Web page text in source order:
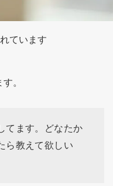
ています
。
てます。どなたか
ら教えて欲しい